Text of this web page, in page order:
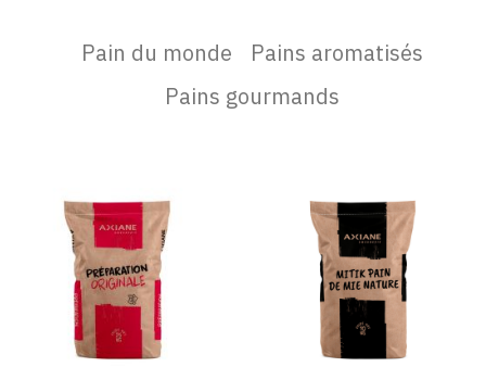
Pain du monde
Pains aromatisés
Pains gourmands